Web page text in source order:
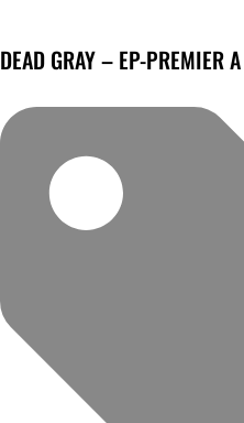
DEAD GRAY – EP-PREMIER